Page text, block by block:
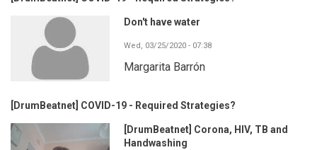
Don't have water
Wed, 03/25/2020 - 07:38
Margarita Barrón
[DrumBeatnet] COVID-19 - Required Strategies?
[DrumBeatnet] Corona, HIV, TB and
Handwashing